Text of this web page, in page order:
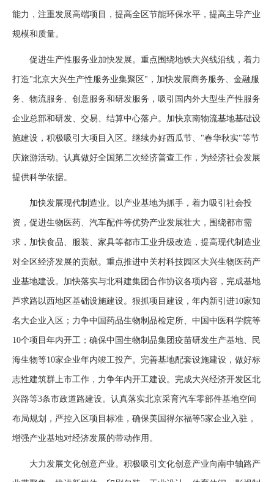
能力，注重发展高端项目，提高全区节能环保水平，提高主导产业
规模和质量。
促进生产性服务业加快发展。重点围绕地铁大兴线沿线，着力
打造"北京大兴生产性服务业集聚区"，加快发展商务服务、金融服
务、物流服务、创意服务和研发服务，吸引国内外大型生产性服务
企业总部和研发、交易、结算中心落户。加快京南物流基地基础设
施建设，积极吸引大项目入区。继续办好西瓜节、"春华秋实"等节
庆旅游活动。认真做好全国第二次经济普查工作，为经济社会发展
提供科学依据。
加快发展现代制造业。以产业基地为抓手，着力吸引社会投
资，促进生物医药、汽车配件等优势产业发展壮大，围绕都市需
求，加快食品、服装、家具等都市工业升级改造，提高现代制造业
对全区经济发展的贡献。重点推进中关村科技园区大兴生物医药产
业基地建设。加快落实与北科建集团合作协议各项内容，完成基地
芦求路以西地区基础设施建设。狠抓项目建设，年内新引进10家知
名大企业入区；力争中国药品生物制品检定所、中国中医科学院等
10个项目年内开工；确保中国生物制品集团疫苗研发生产基地、民
海生物等10家企业年内竣工投产。完善基地配套设施建设，做好标
志性建筑群上市工作，力争年内开工建设。完成大兴经济开发区北
兴路等3条市政道路建设。认真落实北京采育汽车零部件基地空间
布局规划，严控入区项目标准，确保美国得尔福等5家企业入驻，
增强产业基地对经济发展的带动作用。
大力发展文化创意产业。积极吸引文化创意产业向南中轴路产